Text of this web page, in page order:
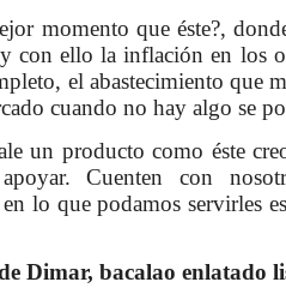
momento que éste?,
con ello la inflación en los
el abastecimiento que
cuando no hay algo se
un producto como éste
apoyar. Cuenten con
lo que podamos servirles
Dimar, bacalao enlatado